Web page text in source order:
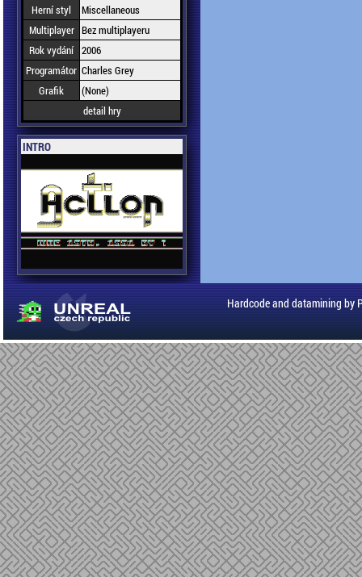
Herní styl
Miscellaneous
Multiplayer Bez multiplayeru
Rok vydání 2006
Programátor Charles Grey
Grafik
(None)
detail hry
INTRO
Hardcode and datamining by